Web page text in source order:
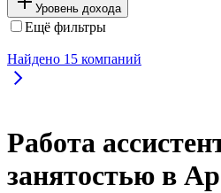
Уровень дохода
Ещё фильтры
Найдено 15 компаний
Работа
занятостью в